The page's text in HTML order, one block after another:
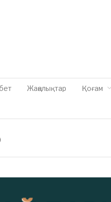
Жаңалықтар Қоғам